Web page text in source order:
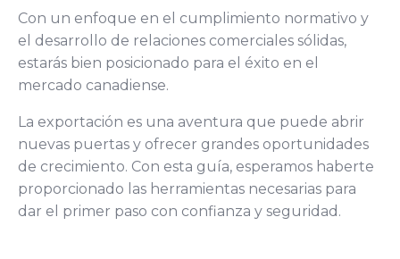
Con un enfoque en el cumplimiento normativo y
el desarrollo de relaciones comerciales sólidas,
estarás bien posicionado para el éxito en el
mercado canadiense.
La exportación es una aventura que puede abrir
nuevas puertas y ofrecer grandes oportunidades
de crecimiento. Con esta guía, esperamos haberte
proporcionado las herramientas necesarias para
dar el primer paso con confianza y seguridad.